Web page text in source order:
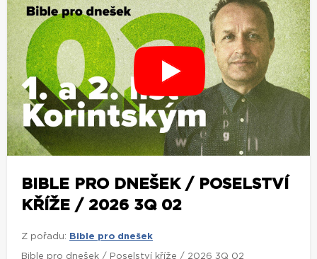
BIBLE PRO DNEŠEK / POSELSTVÍ
KŘÍŽE / 2026 3Q 02
Z pořadu: Bible pro dnešek
Bible pro dnešek / Poselství kříže / 2026 3Q 02